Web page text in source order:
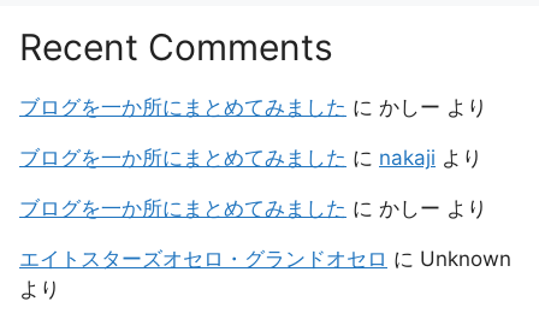
Recent Comments
ブログを一か所にまとめてみました に かしー より
ブログを一か所にまとめてみました に nakaji より
ブログを一か所にまとめてみました に かしー より
エイトスターズオセロ・グランドオセロ に Unknown
より